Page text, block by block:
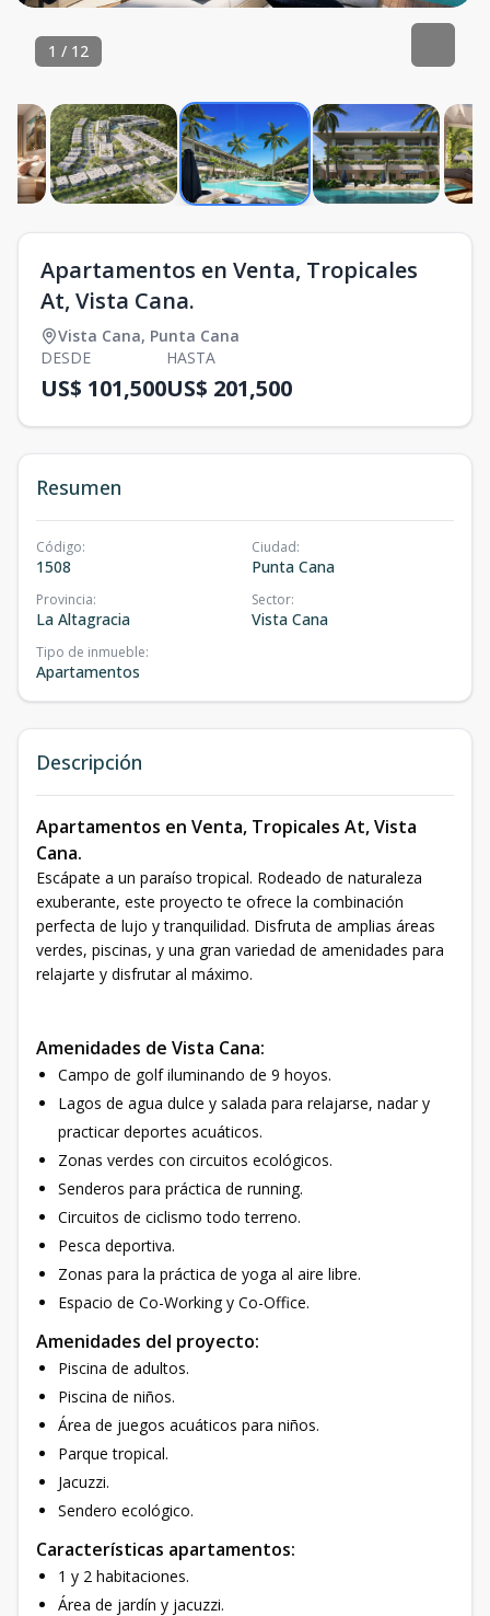
1 / 12
Apartamentos en Venta, Tropicales
At, Vista Cana.
Vista Cana, Punta Cana
DESDE
US$ 101,500
HASTA
US$ 201,500
Resumen
Código:
1508
Ciudad:
Punta Cana
Provincia:
La Altagracia
Sector:
Vista Cana
Tipo de inmueble:
Apartamentos
Descripción
Apartamentos en Venta, Tropicales At, Vista
Cana.
Escápate a un paraíso tropical. Rodeado de naturaleza
exuberante, este proyecto te ofrece la combinación
perfecta de lujo y tranquilidad. Disfruta de amplias áreas
verdes, piscinas, y una gran variedad de amenidades para
relajarte y disfrutar al máximo.
Amenidades de Vista Cana:
Campo de golf iluminando de 9 hoyos.
Lagos de agua dulce y salada para relajarse, nadar y
practicar deportes acuáticos.
Zonas verdes con circuitos ecológicos.
Senderos para práctica de running.
Circuitos de ciclismo todo terreno.
Pesca deportiva.
Zonas para la práctica de yoga al aire libre.
Espacio de Co-Working y Co-Office.
Amenidades del proyecto:
Piscina de adultos.
Piscina de niños.
Área de juegos acuáticos para niños.
Parque tropical.
Jacuzzi.
Sendero ecológico.
Características apartamentos:
1 y 2 habitaciones.
Área de jardín y jacuzzi.